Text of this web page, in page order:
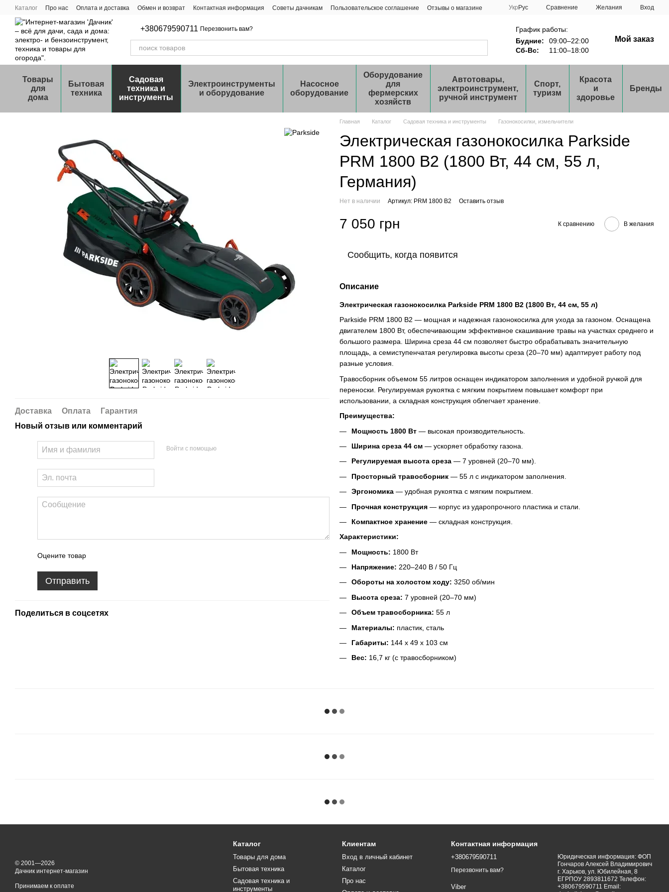
Перейти к основному контенту
Каталог Про нас Оплата и доставка Обмен и возврат Контактная информация Советы дачникам Пользовательское соглашение Отзывы о магазине Укр Рус Сравнение Желания Вход
+380679590711 Перезвонить вам?
График работы:
Будние:
09:00–22:00
Сб-Вс:
11:00–18:00
Мой заказ
Товары
для
дома
Бытовая
техника
Садовая
техника и
инструменты
Электроинструменты
и оборудование
Насосное
оборудование
Оборудование
для
фермерских
хозяйств
Автотовары,
электроинструмент,
ручной инструмент
Спорт,
туризм
Красота
и
здоровье
Бренды
Доставка Оплата
Гарантия
Новый отзыв или комментарий
Войти с помощью
Оцените товар
Отправить
Поделиться в соцсетях
Главная Каталог Садовая техника и инструменты Газонокосилки, измельчители
Электрическая газонокосилка Parkside
PRM 1800 B2 (1800 Вт, 44 см, 55 л,
Германия)
Нет в наличии Артикул: PRM 1800 B2 Оставить отзыв
7 050 грн К сравнению В желания
Сообщить, когда появится
Описание
Электрическая газонокосилка Parkside PRM 1800 B2 (1800 Вт, 44 см, 55 л)
Parkside PRM 1800 B2 — мощная и надежная газонокосилка для ухода за газоном. Оснащена
двигателем 1800 Вт, обеспечивающим эффективное скашивание травы на участках среднего и
большого размера. Ширина среза 44 см позволяет быстро обрабатывать значительную
площадь, а семиступенчатая регулировка высоты среза (20–70 мм) адаптирует работу под
разные условия.
Травосборник объемом 55 литров оснащен индикатором заполнения и удобной ручкой для
переноски. Регулируемая рукоятка с мягким покрытием повышает комфорт при
использовании, а складная конструкция облегчает хранение.
Преимущества:
Мощность 1800 Вт — высокая производительность.
Ширина среза 44 см — ускоряет обработку газона.
Регулируемая высота среза — 7 уровней (20–70 мм).
Просторный травосборник — 55 л с индикатором заполнения.
Эргономика — удобная рукоятка с мягким покрытием.
Прочная конструкция — корпус из ударопрочного пластика и стали.
Компактное хранение — складная конструкция.
Характеристики:
Мощность: 1800 Вт
Напряжение: 220–240 В / 50 Гц
Обороты на холостом ходу: 3250 об/мин
Высота среза: 7 уровней (20–70 мм)
Объем травосборника: 55 л
Материалы: пластик, сталь
Габариты: 144 x 49 x 103 см
Вес: 16,7 кг (с травосборником)
© 2001—2026
Дачник интернет-магазин
Принимаем к оплате
Каталог
Товары для дома
Бытовая техника
Садовая техника и
инструменты
Клиентам
Вход в личный кабинет
Каталог
Про нас
Контактная информация
+380679590711
Перезвонить вам?
Viber
Юридическая информация: ФОП
Гончаров Алексей Владимирович
г. Харьков, ул. Юбилейная, 8
ЕГРПОУ 2893811672 Телефон:
+380679590711 Email: